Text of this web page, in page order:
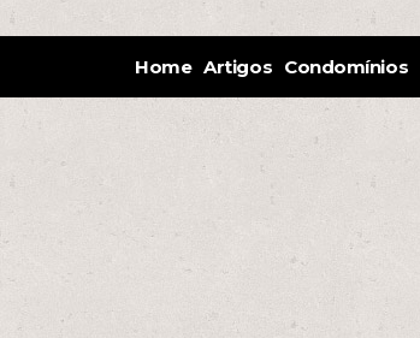
Home Artigos Condomínios